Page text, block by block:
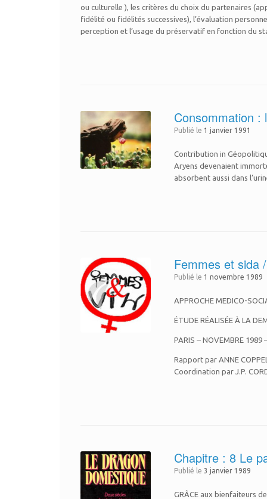
ou culturelle ), les critères du choix du partenaires
fidélité ou fidélités successives), l’évaluation
perception et l’usage du préservatif en fonction du
Consommation :
Publié le 1 janvier 1991
Contribution in
Aryens devenaient
absorbent aussi dans
Femmes et sida
Publié le 1 novembre 1989
APPROCHE MEDICO-
ÉTUDE RÉALISÉE À LA
PARIS – NOVEMBRE
Rapport par ANNE
Coordination par J.P.
Chapitre : 8 Le
Publié le3 janvier 1989
GRÂCE aux bienfaiteurs